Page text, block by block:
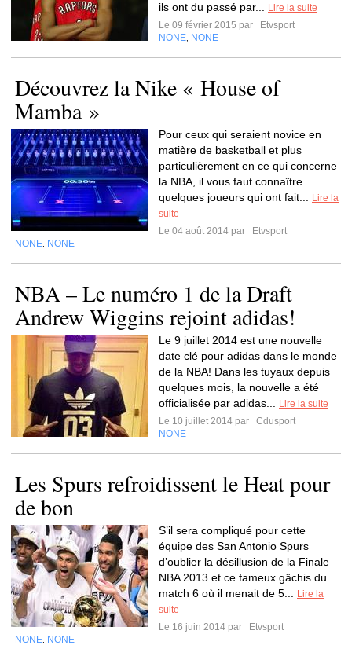
ils ont du passé par...
Lire la suite
Le 09 février 2015 par
Etvsport
NONE NONE
Découvrez la Nike « House of
Mamba »
Pour ceux qui seraient novice en
matière de basketball et plus
particulièrement en ce qui concerne
la NBA, il vous faut connaître
quelques joueurs qui ont fait...
Lire la
suite
Le 04 août 2014 par
Etvsport
NONE NONE
NBA – Le numéro 1 de la Draft
Andrew Wiggins rejoint adidas!
Le 9 juillet 2014 est une nouvelle
date clé pour adidas dans le monde
de la NBA! Dans les tuyaux depuis
quelques mois, la nouvelle a été
officialisée par adidas...
Lire la suite
Le 10 juillet 2014 par
Cdusport
NONE
Les Spurs refroidissent le Heat pour
de bon
S’il sera compliqué pour cette
équipe des San Antonio Spurs
d’oublier la désillusion de la Finale
NBA 2013 et ce fameux gâchis du
match 6 où il menait de 5...
Lire la
suite
Le 16 juin 2014 par
Etvsport
NONE NONE